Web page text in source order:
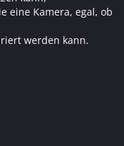
eine Kamera, egal, ob
werden kann.